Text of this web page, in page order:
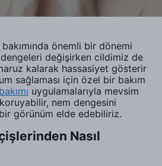
önemli bir dönemi
değişirken cildimiz de
kalarak hassasiyet gösterir
sağlaması için özel bir bakım
uygulamalarıyla mevsim
nem dengesini
bir görünüm elde edebiliriz.
Nasıl